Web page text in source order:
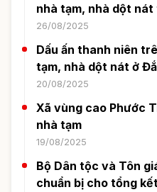
nhà tạm, nhà dột
26/08/2025
Dấu ấn thanh niên
tạm, nhà dột nát ở
20/08/2025
Xã vùng cao Phước
nhà tạm
19/08/2025
Bộ Dân tộc và Tôn
chuẩn bị cho tổng